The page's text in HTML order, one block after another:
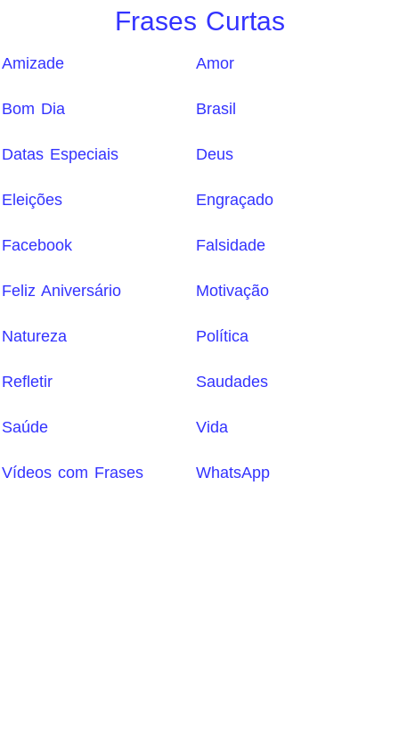
Frases Curtas
Amizade Amor
Bom Dia Brasil
Datas Especiais Deus
Eleições Engraçado
Facebook Falsidade
Feliz Aniversário Motivação
Natureza Política
Refletir Saudades
Saúde Vida
Vídeos com Frases WhatsApp